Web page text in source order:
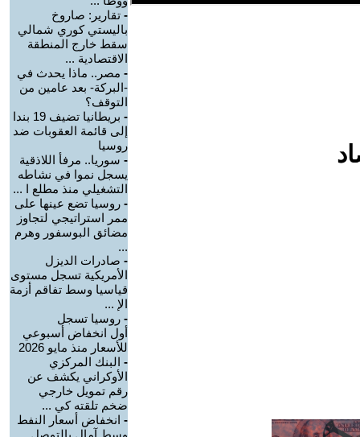
- تقارير: صاروخ
باليستي كوري شمالي
سقط خارج المنطقة
الاقتصادية ...
- مصر.. ماذا يحدث في
-البركة- بعد عامين من
التوقف؟
-
بريطانيا تضيف 19 بندا
إلى قائمة العقوبات ضد
روسيا
- سوريا.. مرفأ اللاذقية
يسجل نموا في نشاطه
التشغيلي منذ مطلع ا ...
- روسيا تضع عينها على
ممر استراتيجي لتجاوز
مضائق البوسفور وهرم
...
- صادرات الديزل
الأمريكية تسجل مستوى
قياسيا وسط تفاقم أزمة
الإ ...
- روسيا تسجل
أول انخفاض أسبوعي
للأسعار منذ مايو 2026
- البنك المركزي
الأوكراني يكشف عن
رقم تمويل خارجي
ضخم تلقته كي ...
- انخفاض أسعار النفط
وسط آمال بالتوصل